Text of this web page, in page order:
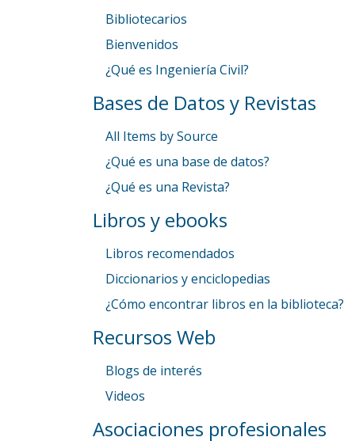
Bibliotecarios
Bienvenidos
¿Qué es Ingeniería Civil?
Bases de Datos y Revistas
All Items by Source
¿Qué es una base de datos?
¿Qué es una Revista?
Libros y ebooks
Libros recomendados
Diccionarios y enciclopedias
¿Cómo encontrar libros en la biblioteca?
Recursos Web
Blogs de interés
Videos
Asociaciones profesionales